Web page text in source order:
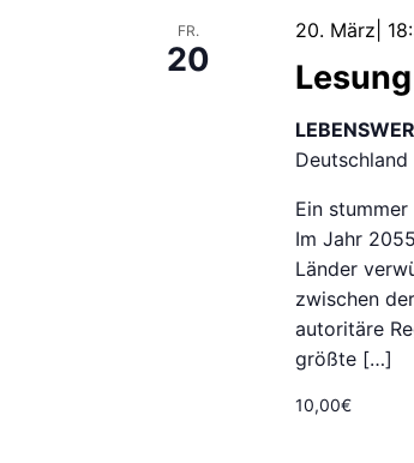
FR.
20
20. März|
Deutschland
Ein
Im Jahr
Länder
zwischen
autoritäre
größte […]
10,00€